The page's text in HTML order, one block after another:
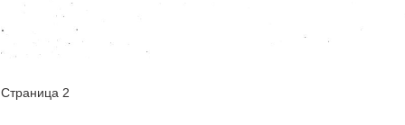
Страница 2